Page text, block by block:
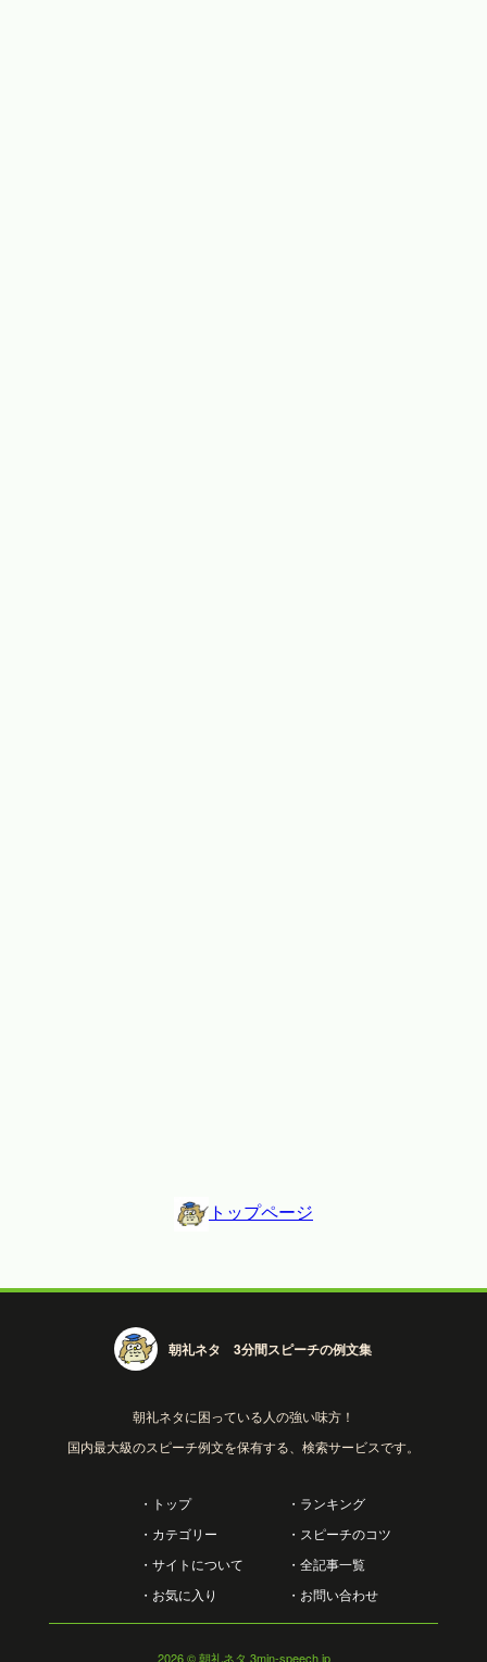
トップページ
朝礼ネタ 3分間スピーチの例文集
朝礼ネタに困っている人の強い味方！
国内最大級のスピーチ例文を保有する、検索サービスです。
・トップ
・カテゴリー
・サイトについて
・お気に入り
・ランキング
・スピーチのコツ
・全記事一覧
・お問い合わせ
2026© 朝礼ネタ 3min-speech.jp